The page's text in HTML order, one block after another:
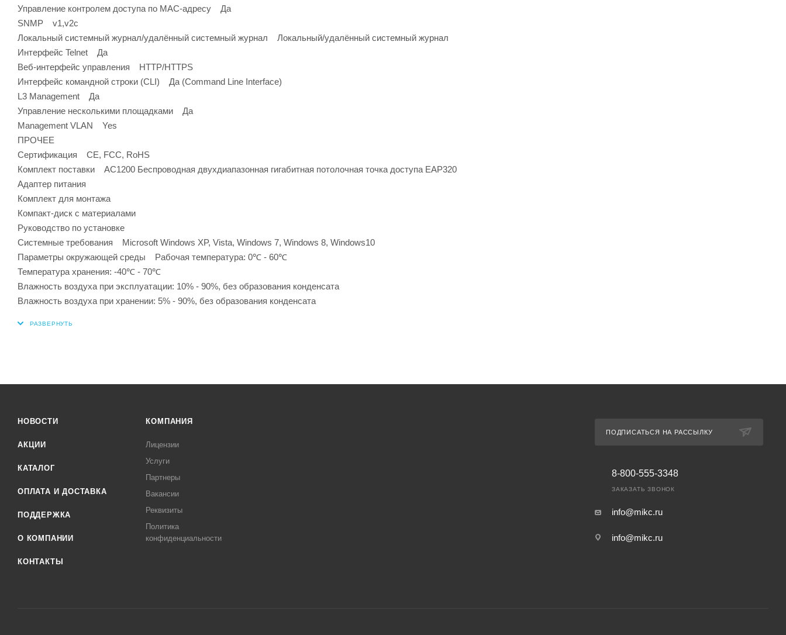
Управление контролем доступа по MAC-адресу Да
SNMP v1,v2c
Локальный системный журнал/удалённый системный журнал Локальный/удалённый системный журнал
Интерфейс Telnet Да
Веб-интерфейс управления HTTP/HTTPS
Интерфейс командной строки (CLI) Да (Command Line Interface)
L3 Management Да
Управление несколькими площадками Да
Management VLAN Yes
ПРОЧЕЕ
Сертификация CE, FCC, RoHS
Комплект поставки AC1200 Беспроводная двухдиапазонная гигабитная потолочная точка доступа EAP320
Адаптер питания
Комплект для монтажа
Компакт-диск с материалами
Руководство по установке
Системные требования Microsoft Windows XP, Vista, Windows 7, Windows 8, Windows10
Параметры окружающей среды Рабочая температура: 0℃ - 60℃
Температура хранения: -40℃ - 70℃
Влажность воздуха при эксплуатации: 10% - 90%, без образования конденсата
Влажность воздуха при хранении: 5% - 90%, без образования конденсата
НОВОСТИ
АКЦИИ
КАТАЛОГ
ОПЛАТА И ДОСТАВКА
ПОДДЕРЖКА
О КОМПАНИИ
КОНТАКТЫ
КОМПАНИЯ
Лицензии
Услуги
Партнеры
Вакансии
Реквизиты
Политика
конфиденциальности
ПОДПИСАТЬСЯ НА РАССЫЛКУ
8-800-555-3348
ЗАКАЗАТЬ ЗВОНОК
info@mikc.ru
info@mikc.ru